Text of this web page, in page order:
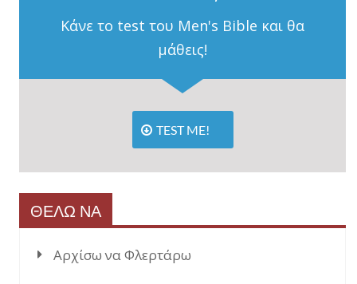
Κάνε το test του Men's Bible και θα
μάθεις!
TEST ME!
ΘΕΛΩ ΝΑ
Αρχίσω να Φλερτάρω